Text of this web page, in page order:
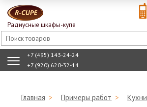
Радиусные шкафы-купе
+7 (495) 143-24-24
+7 (920) 620-32-14
Главная > Примеры работ > Кухни